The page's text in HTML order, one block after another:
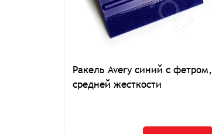
Ракель Avery синий с фетром,
средней жесткости